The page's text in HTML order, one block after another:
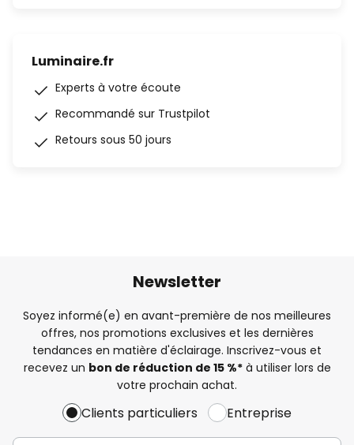
Luminaire.fr
Experts à votre écoute
Recommandé sur Trustpilot
Retours sous 50 jours
Newsletter
Soyez informé(e) en avant-première de nos meilleures
offres, nos promotions exclusives et les dernières
tendances en matière d'éclairage. Inscrivez-vous et
recevez un bon de réduction de 15 %*à utiliser lors de
votre prochain achat.
Clients particuliers Entreprise